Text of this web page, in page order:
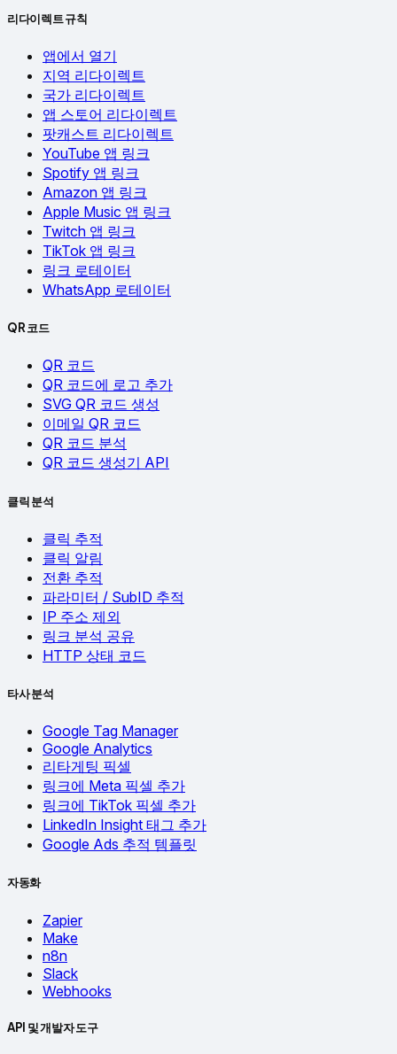
리다이렉트 규칙
앱에서 열기
지역 리다이렉트
국가 리다이렉트
앱 스토어 리다이렉트
팟캐스트 리다이렉트
YouTube 앱 링크
Spotify 앱 링크
Amazon 앱 링크
Apple Music 앱 링크
Twitch 앱 링크
TikTok 앱 링크
링크 로테이터
WhatsApp 로테이터
QR 코드
QR 코드
QR 코드에 로고 추가
SVG QR 코드 생성
이메일 QR 코드
QR 코드 분석
QR 코드 생성기 API
클릭 분석
클릭 추적
클릭 알림
전환 추적
파라미터 / SubID 추적
IP 주소 제외
링크 분석 공유
HTTP 상태 코드
타사 분석
Google Tag Manager
Google Analytics
리타게팅 픽셀
링크에 Meta 픽셀 추가
링크에 TikTok 픽셀 추가
LinkedIn Insight 태그 추가
Google Ads 추적 템플릿
자동화
Zapier
Make
n8n
Slack
Webhooks
API 및 개발자 도구